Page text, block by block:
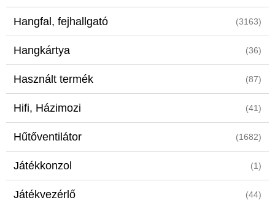
Hangfal, fejhallgató (3163)
Hangkártya (36)
Használt termék (87)
Hifi, Házimozi (41)
Hűtőventilátor (1682)
Játékkonzol (1)
Játékvezérlő (44)